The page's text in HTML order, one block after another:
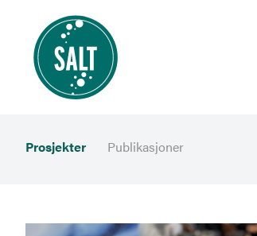
Prosjekter Publikasjoner